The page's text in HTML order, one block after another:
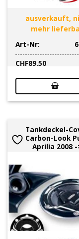
ausverkauft,
mehr
Art-Nr:
CHF89.50
Tankdeckel-
Carbon-Look
Aprilia 2008 -